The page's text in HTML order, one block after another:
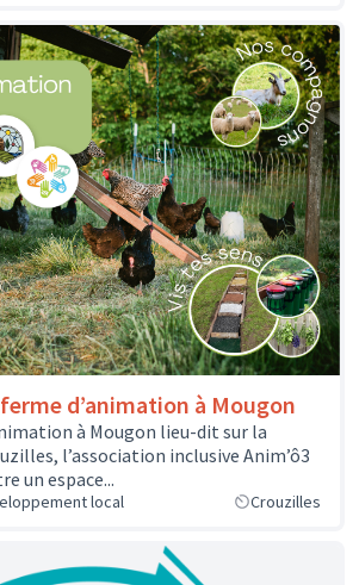
d’animation à Mougon
à Mougon lieu-dit sur la
l’association inclusive Anim’ô3
un espace...
local Crouzilles